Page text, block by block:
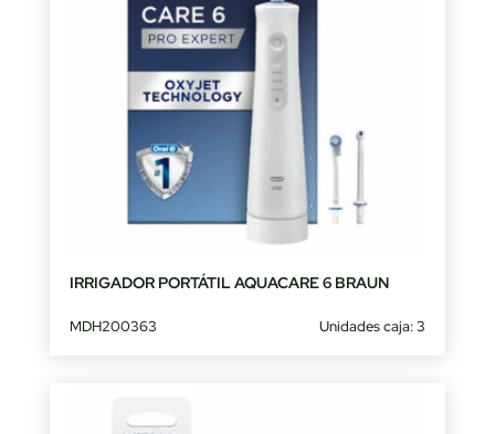
IRRIGADOR PORTÁTIL AQUACARE 6 BRAUN
MDH200363 Unidades caja: 3